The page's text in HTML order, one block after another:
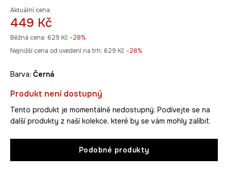
Aktuální cena:
449 Kč
Běžná cena: 629 Kč -28%
Nejnižší cena od uvedení na trh: 629 Kč -28%
Barva: černá
Produkt není dostupný
Tento produkt je momentálně nedostupný. Podívejte se na
další produkty z naší kolekce, které by se vám mohly zalíbit.
Podobné produkty